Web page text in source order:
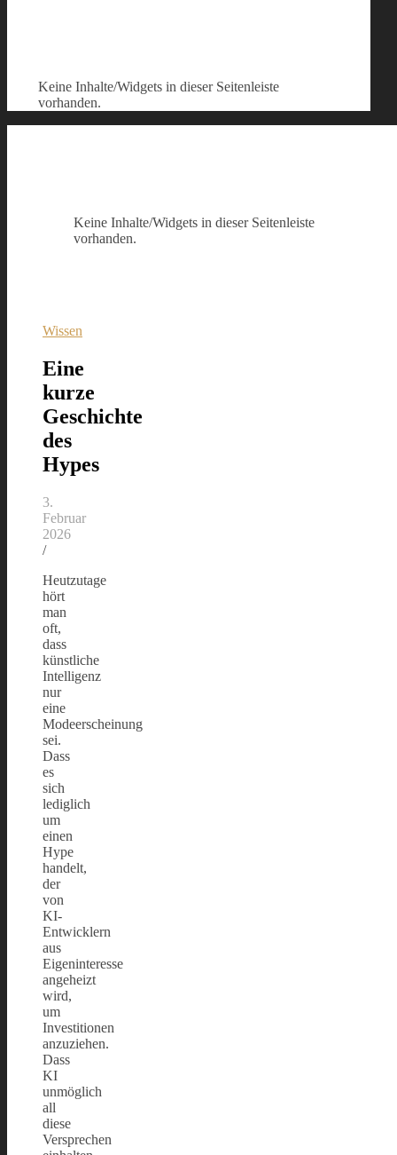
Keine Inhalte/Widgets in dieser Seitenleiste
vorhanden.
Keine Inhalte/Widgets in dieser Seitenleiste
vorhanden.
Wissen
Eine
kurze
Geschichte
des
Hypes
3.
Februar
2026
/
Heutzutage
hört
man
oft,
dass
künstliche
Intelligenz
nur
eine
Modeerscheinung
sei.
Dass
es
sich
lediglich
um
einen
Hype
handelt,
der
von
KI-
Entwicklern
aus
Eigeninteresse
angeheizt
wird,
um
Investitionen
anzuziehen.
Dass
KI
unmöglich
all
diese
Versprechen